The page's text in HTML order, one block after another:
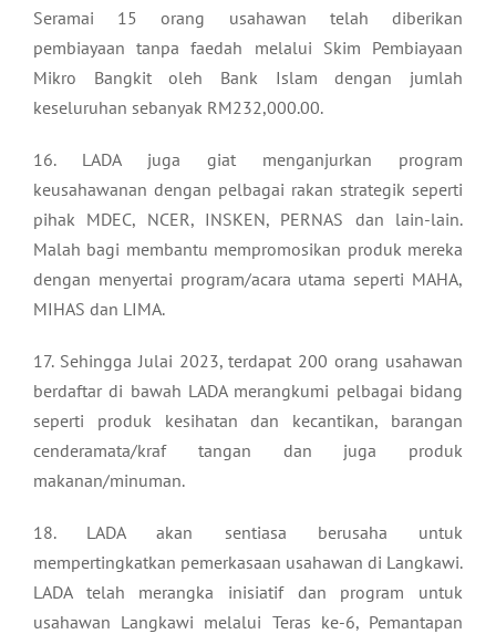
Seramai 15 orang usahawan telah diberikan
pembiayaan tanpa faedah melalui Skim Pembiayaan
Mikro Bangkit oleh Bank Islam dengan jumlah
keseluruhan sebanyak RM232,000.00.
16. LADA juga giat menganjurkan program
keusahawanan dengan pelbagai rakan strategik seperti
pihak MDEC, NCER, INSKEN, PERNAS dan lain-lain.
Malah bagi membantu mempromosikan produk mereka
dengan menyertai program/acara utama seperti MAHA,
MIHAS dan LIMA.
17. Sehingga Julai 2023, terdapat 200 orang usahawan
berdaftar di bawah LADA merangkumi pelbagai bidang
seperti produk kesihatan dan kecantikan, barangan
cenderamata/kraf tangan dan juga produk
makanan/minuman.
18. LADA akan sentiasa berusaha untuk
mempertingkatkan pemerkasaan usahawan di Langkawi.
LADA telah merangka inisiatif dan program untuk
usahawan Langkawi melalui Teras ke-6, Pemantapan